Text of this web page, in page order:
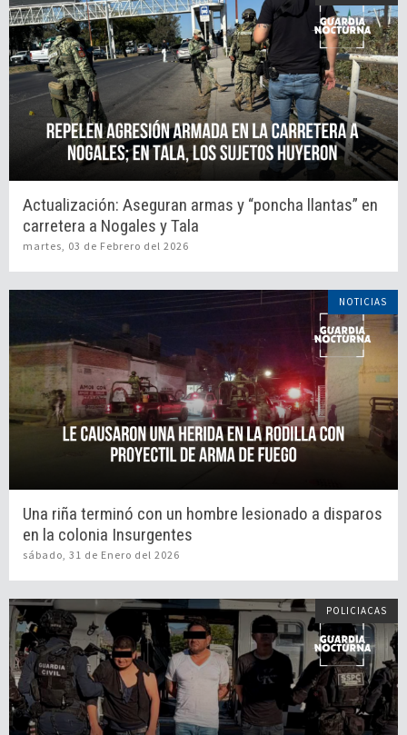
Actualización: Aseguran armas y “poncha llantas” en
carretera a Nogales y Tala
martes, 03 de Febrero del 2026
NOTICIAS
Una riña terminó con un hombre lesionado a disparos
en la colonia Insurgentes
sábado, 31 de Enero del 2026
POLICIACAS